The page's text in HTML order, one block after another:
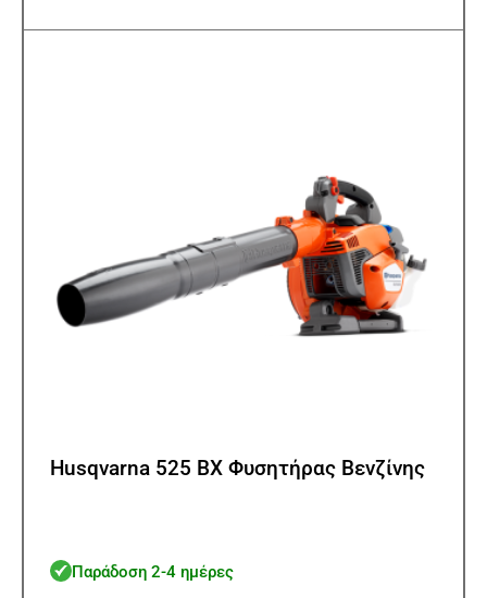
Husqvarna 525 BX Φυσητήρας Βενζίνης
Παράδοση 2-4 ημέρες